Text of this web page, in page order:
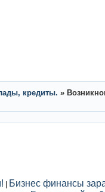
кредиты. »
Бизнес финансы